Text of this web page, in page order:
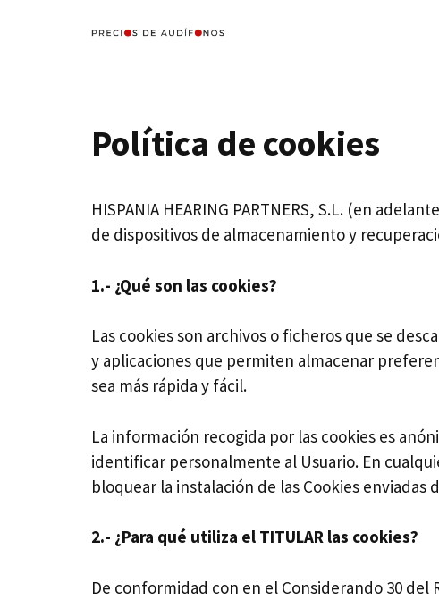
Política de cookies
HISPANIA HEARING PARTNERS, S.L. (en
de dispositivos de almacenamiento y
1.- ¿Qué son las cookies?
Las cookies son archivos o ficheros que se
y aplicaciones que permiten almacenar
sea más rápida y fácil.
La información recogida por las cookies es
identificar personalmente al Usuario. En
bloquear la instalación de las Cookies
2.- ¿Para qué utiliza el TITULAR las cookies?
De conformidad con en el Considerando 30